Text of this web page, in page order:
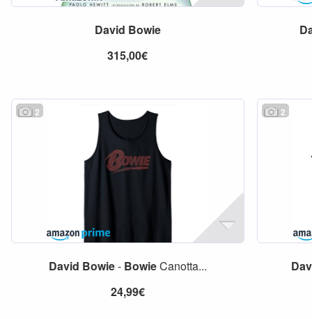
David Bowie
315,00€
2
David Bowie- BowieCanotta...
24,99€
2